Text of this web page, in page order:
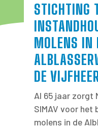
STICHTING
MOLENS IN
DE
Al 65 jaar zorgt
SIMAV voor het
molens in de